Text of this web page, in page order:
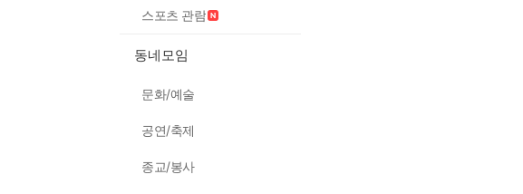
스포츠 관람
동네모임
문화/예술
공연/축제
종교/봉사